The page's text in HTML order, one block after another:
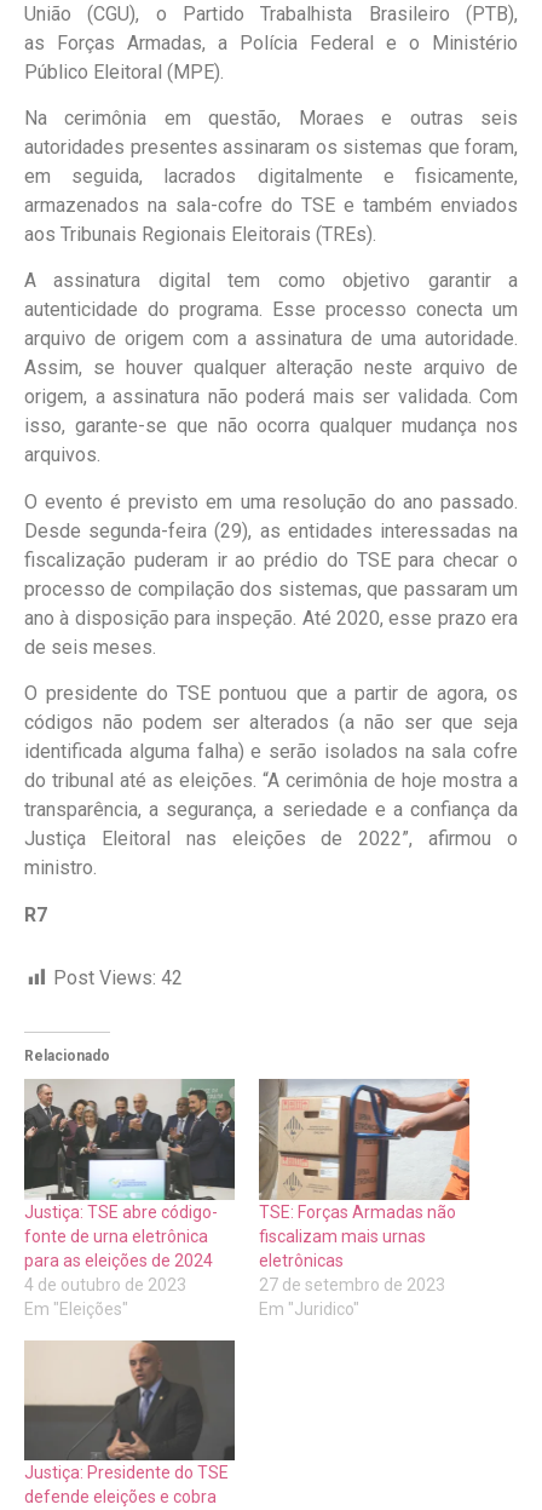
União (CGU), o Partido Trabalhista Brasileiro (PTB),
as Forças Armadas, a Polícia Federal e o Ministério
Público Eleitoral (MPE).
Na cerimônia em questão, Moraes e outras seis
autoridades presentes assinaram os sistemas que foram,
em seguida, lacrados digitalmente e fisicamente,
armazenados na sala-cofre do TSE e também enviados
aos Tribunais Regionais Eleitorais (TREs).
A assinatura digital tem como objetivo garantir a
autenticidade do programa. Esse processo conecta um
arquivo de origem com a assinatura de uma autoridade.
Assim, se houver qualquer alteração neste arquivo de
origem, a assinatura não poderá mais ser validada. Com
isso, garante-se que não ocorra qualquer mudança nos
arquivos.
O evento é previsto em uma resolução do ano passado.
Desde segunda-feira (29), as entidades interessadas na
fiscalização puderam ir ao prédio do TSE para checar o
processo de compilação dos sistemas, que passaram um
ano à disposição para inspeção. Até 2020, esse prazo era
de seis meses.
O presidente do TSE pontuou que a partir de agora, os
códigos não podem ser alterados (a não ser que seja
identificada alguma falha) e serão isolados na sala cofre
do tribunal até as eleições. “A cerimônia de hoje mostra a
transparência, a segurança, a seriedade e a confiança da
Justiça Eleitoral nas eleições de 2022”, afirmou o
ministro.
R7
Post Views: 42
Relacionado
Justiça: TSE abre código-
fonte de urna eletrônica
para as eleições de 2024
4 de outubro de 2023
Em "Eleições"
TSE: Forças Armadas não
fiscalizam mais urnas
eletrônicas
27 de setembro de 2023
Em "Juridico"
Justiça: Presidente do TSE
defende eleições e cobra